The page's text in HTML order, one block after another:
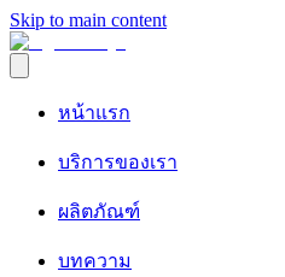
Skip to main content
หน้าแรก
บริการของเรา
ผลิตภัณฑ์
บทความ